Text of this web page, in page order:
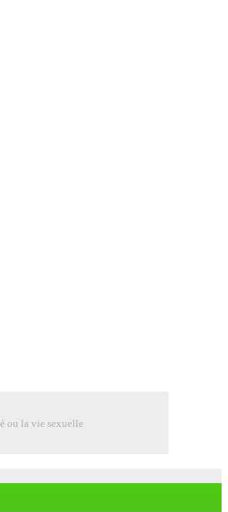
ou la vie sexuelle